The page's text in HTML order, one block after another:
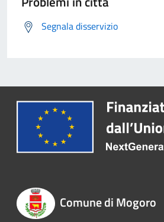
Segnala disservizio
Comune di Mogoro